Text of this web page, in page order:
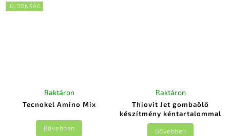
ÚJDONSÁG
Tecnokel Amino Mix
Raktáron
Bővebben
Thiovit Jet gombaölő
készítmény kéntartalommal
Raktáron
Bővebben